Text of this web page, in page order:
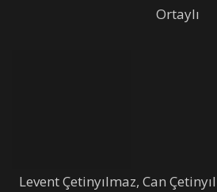
Ortaylı
Levent Çetinyılmaz, Can